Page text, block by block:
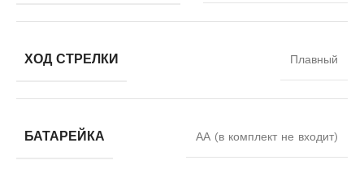
ХОД СТРЕЛКИ Плавный
БАТАРЕЙКА АА (в комплект не входит)